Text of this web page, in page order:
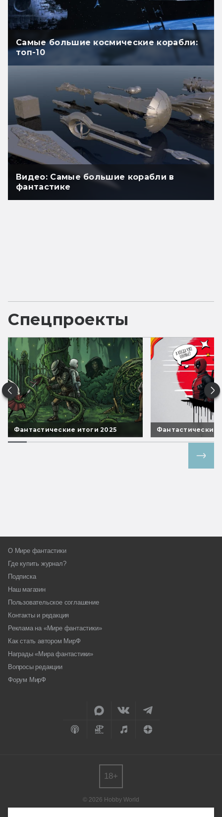
Самые большие космические корабли:
топ-10
Видео: Самые большие корабли в
фантастике
Спецпроекты
Фантастические итоги 2025 Фантастические
О Мире фантастики
Где купить журнал?
Подписка
Наш магазин
Пользовательское соглашение
Контакты и редакция
Реклама на «Мире фантастики»
Как стать автором МирФ
Награды «Мира фантастики»
Вопросы редакции
Форум МирФ
© 2026 Hobby World
18+